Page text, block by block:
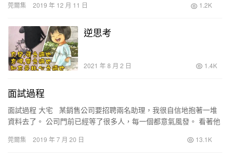
莞爾集 2019 年 12 月 11 日 1.2K
逆思考
2021 年 8 月 2 日 1.4K
面試過程
面試過程 大宅 某銷售公司要招聘兩名助理，我很自信地抱著一堆
資料去了。 公司門前已經等了很多人，每一個都意氣風發。 看著他
莞爾集 2019 年 7 月 20 日 13.1K